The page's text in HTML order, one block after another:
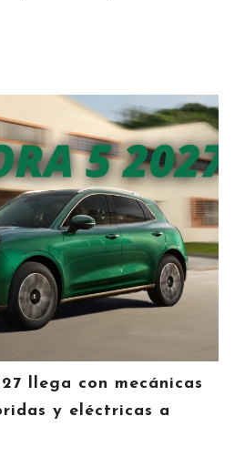
llega con mecánicas
y eléctricas a